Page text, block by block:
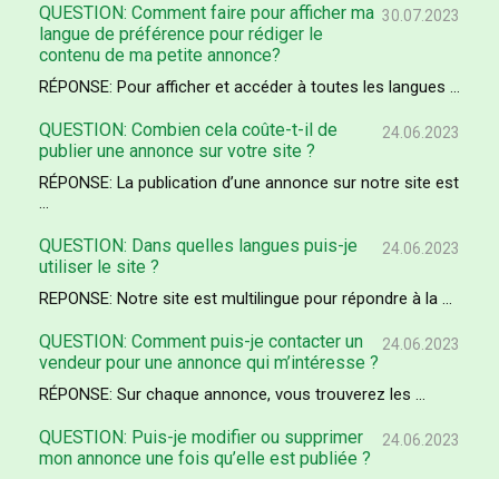
30.07.2023
QUESTION: Comment faire pour afficher ma
langue de préférence pour rédiger le
contenu de ma petite annonce?
RÉPONSE: Pour afficher et accéder à toutes les langues ...
24.06.2023
QUESTION: Combien cela coûte-t-il de
publier une annonce sur votre site ?
RÉPONSE: La publication d’une annonce sur notre site est
...
24.06.2023
QUESTION: Dans quelles langues puis-je
utiliser le site ?
REPONSE: Notre site est multilingue pour répondre à la ...
24.06.2023
QUESTION: Comment puis-je contacter un
vendeur pour une annonce qui m’intéresse ?
RÉPONSE: Sur chaque annonce, vous trouverez les ...
24.06.2023
QUESTION: Puis-je modifier ou supprimer
mon annonce une fois qu’elle est publiée ?